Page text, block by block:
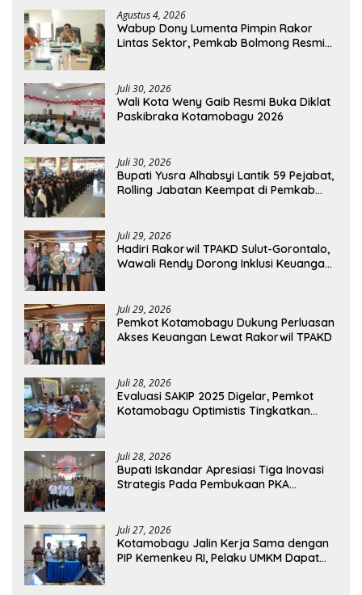
Agustus 4, 2026
Wabup Dony Lumenta Pimpin Rakor
Lintas Sektor, Pemkab Bolmong Resmi
Juli 30, 2026
Wali Kota Weny Gaib Resmi Buka Diklat
Paskibraka Kotamobagu 2026
Juli 30, 2026
Bupati Yusra Alhabsyi Lantik 59 Pejabat,
Rolling Jabatan Keempat di Pemkab
Juli 29, 2026
Hadiri Rakorwil TPAKD Sulut-Gorontalo,
Wawali Rendy Dorong Inklusi Keuangan
Juli 29, 2026
Pemkot Kotamobagu Dukung Perluasan
Akses Keuangan Lewat Rakorwil TPAKD
Juli 28, 2026
Evaluasi SAKIP 2025 Digelar, Pemkot
Kotamobagu Optimistis Tingkatkan
Juli 28, 2026
Bupati Iskandar Apresiasi Tiga Inovasi
Strategis Pada Pembukaan PKA
Juli 27, 2026
Kotamobagu Jalin Kerja Sama dengan
PIP Kemenkeu RI, Pelaku UMKM Dapat